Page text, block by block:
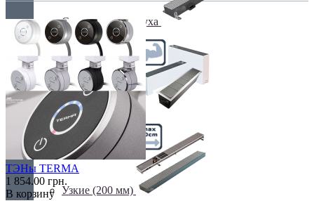
С притоком воздуха
Самые мощные
Узкие (200 мм)
ТЭНы TERMA
1 854.00 грн.
В корзину